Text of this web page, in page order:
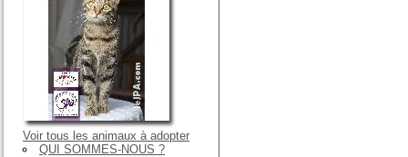
Voir tous les animaux à adopter
QUI SOMMES-NOUS ?